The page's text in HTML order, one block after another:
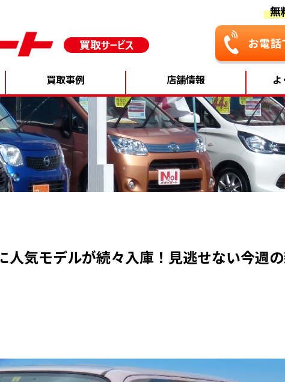
無
買取事例 店舗情報
人気モデルが続々入庫！見逃せない今週